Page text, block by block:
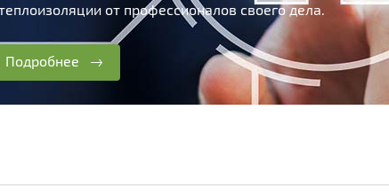
от профессионалов своего дела.
Подробнее